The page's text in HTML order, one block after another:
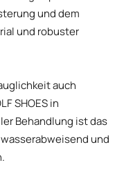
und dem
und robuster
auch
SHOES in
Behandlung ist das
und